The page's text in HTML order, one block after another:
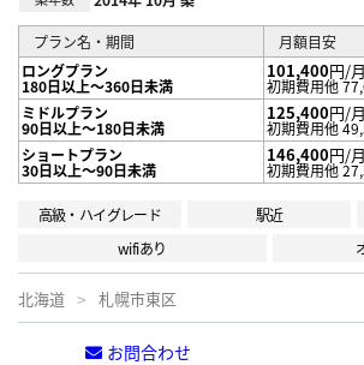
プラン名・期間
月額目安
ロングプラン
180日以上～360日未満
101,400円/
初期費用他
ミドルプラン
90日以上～180日未満
125,400円/
初期費用他
ショートプラン
30日以上～90日未満
146,400円/
初期費用他
高級・ハイグレード 駅近
wifiあり
北海道 札幌市東区
お問合わせ